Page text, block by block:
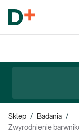
Sklep / Badania /
Zwyrodnienie